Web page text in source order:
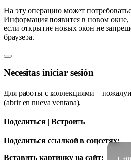
На эту операцию может
Информация появится в новом окне,
если открытие новых окон не
браузера.
Necesitas iniciar sesión
Для работы с коллекциями –
(abrir en nueva ventana).
Поделиться | Встроить
Поделиться ссылкой в соцсетях:
Вставить картинку на сайт: